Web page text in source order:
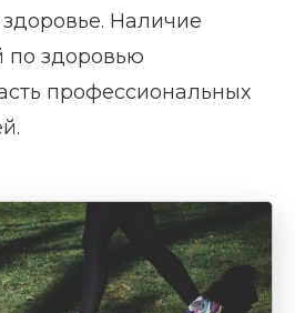
Наличие
по здоровью
профессиональных